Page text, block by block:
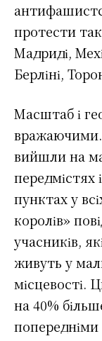
протести
Мадриді,
Берліні,
Масштаб і
вражаючими.
вийшли на
передмістях
пунктах у
королів»
учасників,
живуть у
місцевості.
на 40%
попередніми